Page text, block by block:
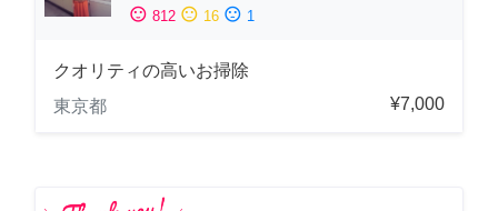
sentiment_satisfied 812 sentiment_neutral 16 sentiment_dissatisfied 1
クオリティの高いお掃除
東京都
¥7,000